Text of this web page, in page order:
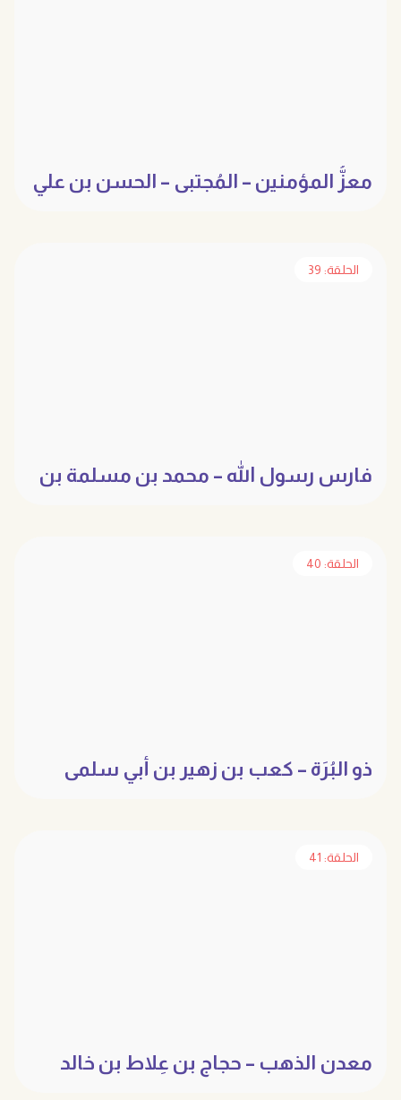
معزُّ المؤمنين – المُجتبى – الحسن بن علي
الحلقة: 39
فارس رسول الله – محمد بن مسلمة بن
الحلقة: 40
ذو البُرَة – كعب بن زهير بن أبي سلمى
الحلقة: 41
معدن الذهب – حجاج بن عِلاط بن خالد